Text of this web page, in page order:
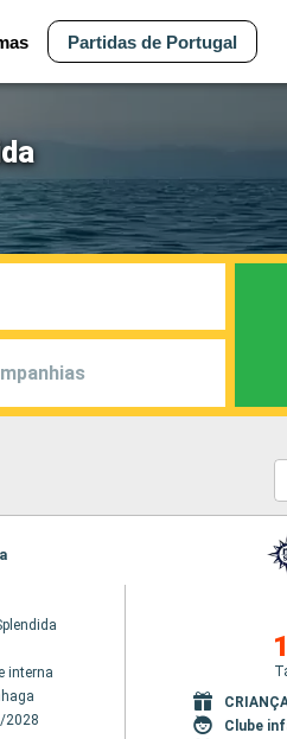
Partidas de Portugal
interna
2028
Clube